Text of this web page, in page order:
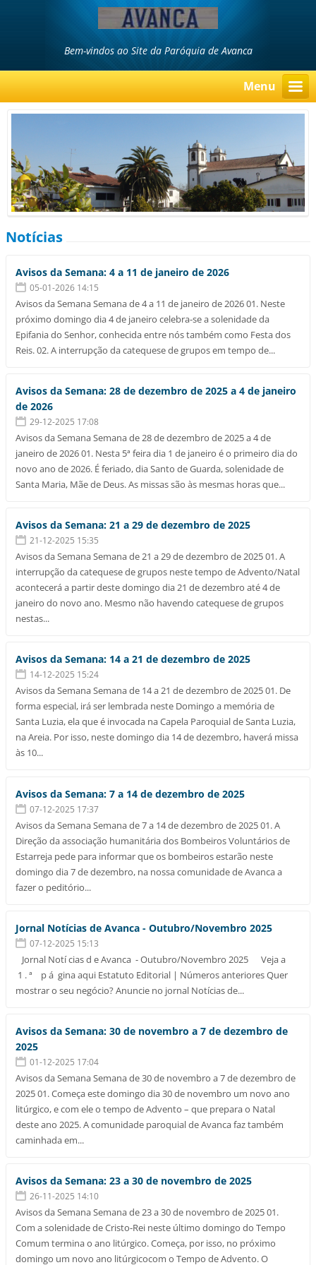
Bem-vindos ao Site da Paróquia de Avanca
Menu
Notícias
Avisos da Semana: 4 a 11 de janeiro de 2026
05-01-2026 14:15
Avisos da Semana Semana de 4 a 11 de janeiro de 2026 01. Neste
próximo domingo dia 4 de janeiro celebra-se a solenidade da
Epifania do Senhor, conhecida entre nós também como Festa dos
Reis. 02. A interrupção da catequese de grupos em tempo de...
Avisos da Semana: 28 de dezembro de 2025 a 4 de janeiro
de 2026
29-12-2025 17:08
Avisos da Semana Semana de 28 de dezembro de 2025 a 4 de
janeiro de 2026 01. Nesta 5ª feira dia 1 de janeiro é o primeiro dia do
novo ano de 2026. É feriado, dia Santo de Guarda, solenidade de
Santa Maria, Mãe de Deus. As missas são às mesmas horas que...
Avisos da Semana: 21 a 29 de dezembro de 2025
21-12-2025 15:35
Avisos da Semana Semana de 21 a 29 de dezembro de 2025 01. A
interrupção da catequese de grupos neste tempo de Advento/Natal
acontecerá a partir deste domingo dia 21 de dezembro até 4 de
janeiro do novo ano. Mesmo não havendo catequese de grupos
nestas...
Avisos da Semana: 14 a 21 de dezembro de 2025
14-12-2025 15:24
Avisos da Semana Semana de 14 a 21 de dezembro de 2025 01. De
forma especial, irá ser lembrada neste Domingo a memória de
Santa Luzia, ela que é invocada na Capela Paroquial de Santa Luzia,
na Areia. Por isso, neste domingo dia 14 de dezembro, haverá missa
às 10...
Avisos da Semana: 7 a 14 de dezembro de 2025
07-12-2025 17:37
Avisos da Semana Semana de 7 a 14 de dezembro de 2025 01. A
Direção da associação humanitária dos Bombeiros Voluntários de
Estarreja pede para informar que os bombeiros estarão neste
domingo dia 7 de dezembro, na nossa comunidade de Avanca a
fazer o peditório...
Jornal Notícias de Avanca - Outubro/Novembro 2025
07-12-2025 15:13
Jornal Notí cias d e Avanca - Outubro/Novembro 2025 Veja a
1 . ª p á gina aqui Estatuto Editorial | Números anteriores Quer
mostrar o seu negócio? Anuncie no jornal Notícias de...
Avisos da Semana: 30 de novembro a 7 de dezembro de
2025
01-12-2025 17:04
Avisos da Semana Semana de 30 de novembro a 7 de dezembro de
2025 01. Começa este domingo dia 30 de novembro um novo ano
litúrgico, e com ele o tempo de Advento – que prepara o Natal
deste ano 2025. A comunidade paroquial de Avanca faz também
caminhada em...
Avisos da Semana: 23 a 30 de novembro de 2025
26-11-2025 14:10
Avisos da Semana Semana de 23 a 30 de novembro de 2025 01.
Com a solenidade de Cristo-Rei neste último domingo do Tempo
Comum termina o ano litúrgico. Começa, por isso, no próximo
domingo um novo ano litúrgicocom o Tempo de Advento. O